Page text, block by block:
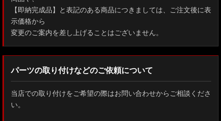
【即納完成品】と表記のある商品につきましては、ご注文後に表
示価格から
変更のご案内を差し上げることはございません。
パーツの取り付けなどのご依頼について
当店での取り付けをご希望の際はお問い合わせからご相談くださ
い。